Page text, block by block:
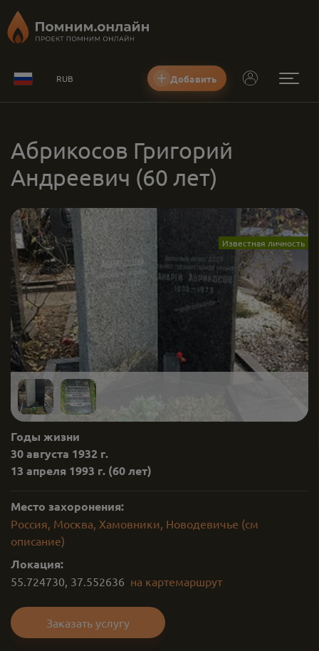
RUB Добавить
Абрикосов Григорий
Андреевич (60 лет)
Известная личность
Годы жизни
30 августа 1932 г.
13 апреля 1993 г. (60 лет)
Место захоронения:
Россия, Москва, Хамовники, Новодевичье (см
описание)
Локация:
55.724730, 37.552636 на картемаршрут
Заказать услугу